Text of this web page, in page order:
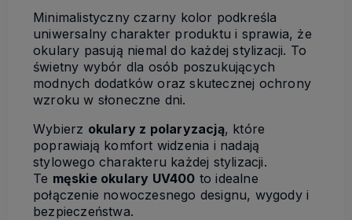
Minimalistyczny czarny kolor podkreśla
uniwersalny charakter produktu i sprawia, że
okulary pasują niemal do każdej stylizacji. To
świetny wybór dla osób poszukujących
modnych dodatków oraz skutecznej ochrony
wzroku w słoneczne dni.
Wybierz okulary z polaryzacją, które
poprawiają komfort widzenia i nadają
stylowego charakteru każdej stylizacji.
Te męskie okulary UV400 to idealne
połączenie nowoczesnego designu, wygody i
bezpieczeństwa.